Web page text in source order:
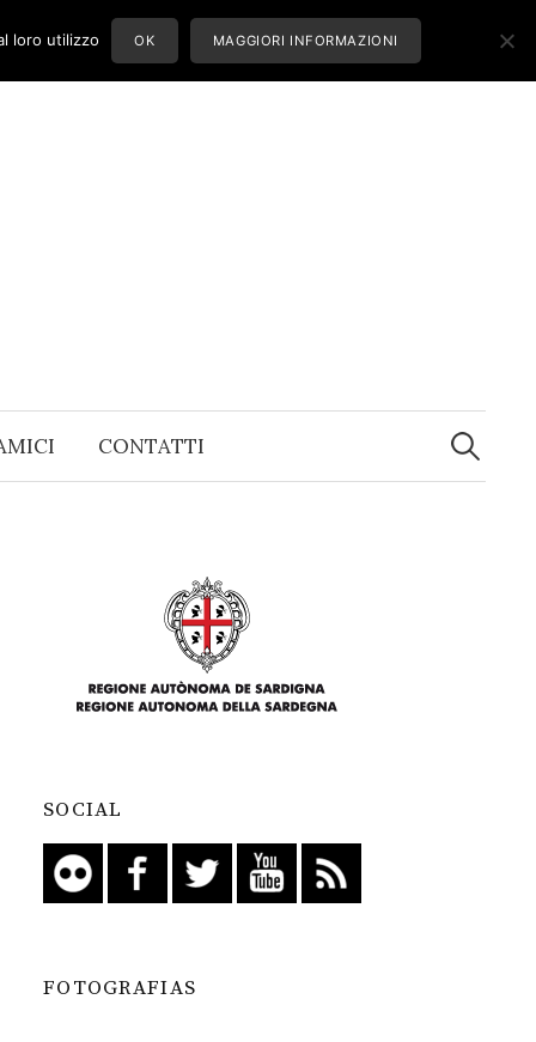
CONTATTI
Ricerca
per:
SOCIAL
FOTOGRAFIAS
loro utilizzo OK MAGGIORI INFORMAZIONI